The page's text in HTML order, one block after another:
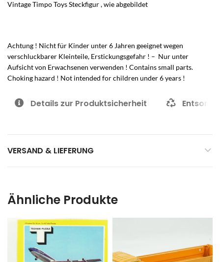
Vintage Timpo Toys Steckfigur , wie abgebildet
Achtung ! Nicht für Kinder unter 6 Jahren geeignet wegen
verschluckbarer Kleinteile, Erstickungsgefahr ! – Nur unter
Aufsicht von Erwachsenen verwenden ! Contains small parts.
Choking hazard ! Not intended for children under 6 years !
Details zur Produktsicherheit
VERSAND & LIEFERUNG
Ähnliche Produkte